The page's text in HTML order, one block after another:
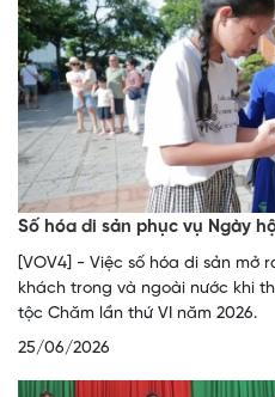
Số hóa di sản phục vụ Ngày
[VOV4] - Việc số hóa di sản mở
khách trong và ngoài nước khi
tộc Chăm lần thứ VI năm 2026.
25/06/2026